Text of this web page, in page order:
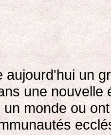
aujourd'hui un
une
monde ou